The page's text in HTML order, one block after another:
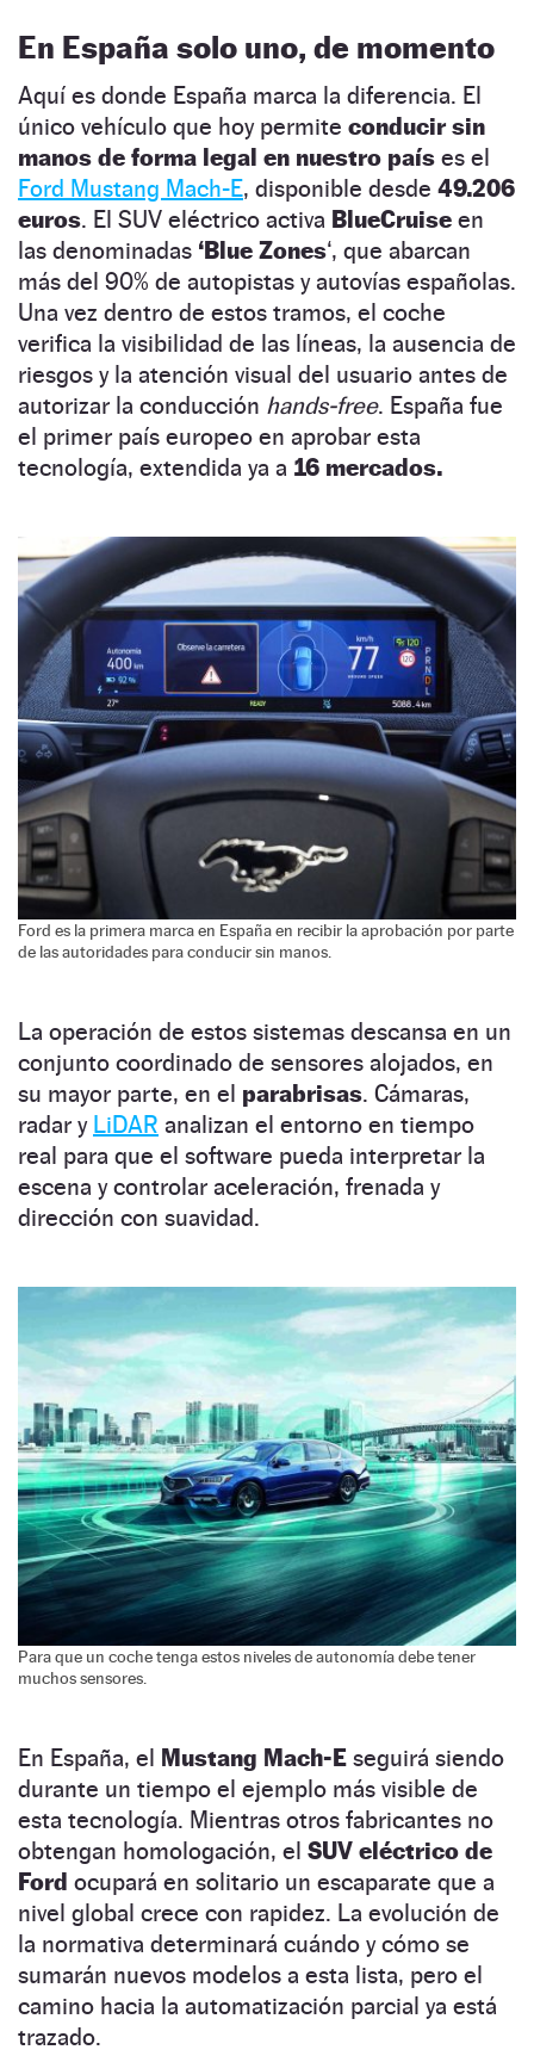
En España solo uno, de momento
Aquí es donde España marca la diferencia. El
único vehículo que hoy permite conducir sin
manos de forma legal en nuestro país es el
Ford Mustang Mach-E, disponible desde 49.206
euros. El SUV eléctrico activa BlueCruise en
las denominadas ‘Blue Zones‘, que abarcan
más del 90% de autopistas y autovías españolas.
Una vez dentro de estos tramos, el coche
verifica la visibilidad de las líneas, la ausencia de
riesgos y la atención visual del usuario antes de
autorizar la conducción hands-free. España fue
el primer país europeo en aprobar esta
tecnología, extendida ya a 16 mercados.
Ford es la primera marca en España en recibir la aprobación por parte
de las autoridades para conducir sin manos.
La operación de estos sistemas descansa en un
conjunto coordinado de sensores alojados, en
su mayor parte, en el parabrisas. Cámaras,
radar y LiDAR analizan el entorno en tiempo
real para que el software pueda interpretar la
escena y controlar aceleración, frenada y
dirección con suavidad.
Para que un coche tenga estos niveles de autonomía debe tener
muchos sensores.
En España, el Mustang Mach-E seguirá siendo
durante un tiempo el ejemplo más visible de
esta tecnología. Mientras otros fabricantes no
obtengan homologación, el SUV eléctrico de
Ford ocupará en solitario un escaparate que a
nivel global crece con rapidez. La evolución de
la normativa determinará cuándo y cómo se
sumarán nuevos modelos a esta lista, pero el
camino hacia la automatización parcial ya está
trazado.